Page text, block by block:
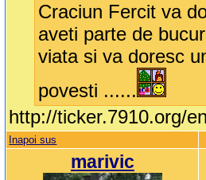
Craciun Fercit va
aveti parte de
viata si va doresc
povesti ......
http://ticker.7910.org/
Inapoi sus
marivic